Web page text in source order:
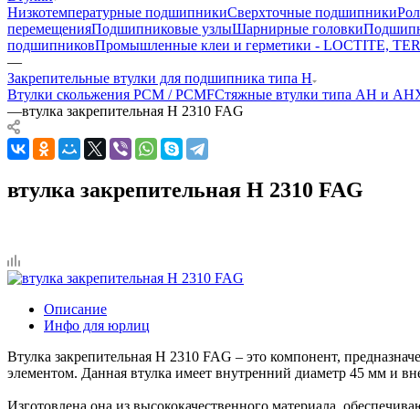
Низкотемпературные подшипникиСверхточные подшипники
перемещенияПодшипниковые узлыШарнирные головки
подшипниковПромышленные клеи и герметики - LOCTITE,
—
Закрепительные втулки для подшипника типа H
Втулки скольжения PCM / PCMFСтяжные втулки типа AH и
—втулка закрепительная H 2310 FAG
втулка закрепительная H 2310 FAG
Описание
Инфо для юрлиц
Втулка закрепительная H 2310 FAG – это компонент,
элементом. Данная втулка имеет внутренний диаметр 45 мм и
Изготовлена она из высококачественного материала,